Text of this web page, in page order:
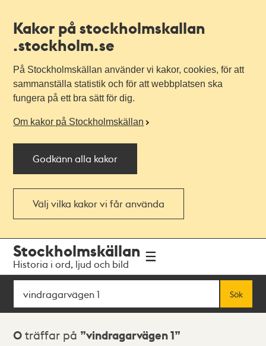
Kakor på stockholmskallan
.stockholm.se
På Stockholmskällan använder vi kakor, cookies, för att
sammanställa statistik och för att webbplatsen ska
fungera på ett bra sätt för dig.
Om kakor på Stockholmskällan
Godkänn alla kakor
Välj vilka kakor vi får använda
navigationen
huvudinnehållet
Stockholmskällan
Historia i ord, ljud och bild
Sök
Sök
Sökresultat
0 träffar på vindragarvägen 1